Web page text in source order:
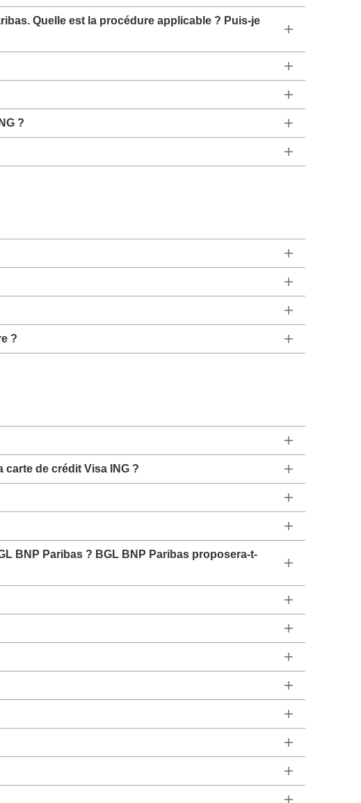
Quelle est la procédure applicable ? Puis-je
?
?
de crédit Visa ING ?
BNP Paribas ? BGL BNP Paribas proposera-t-